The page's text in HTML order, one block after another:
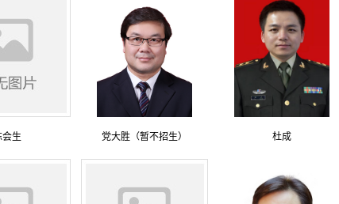
会生 党大胜（暂不招生） 杜成